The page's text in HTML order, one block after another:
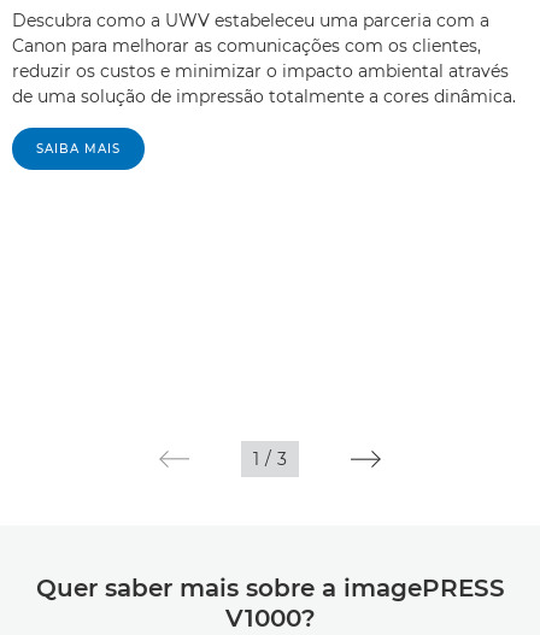
Descubra como a UWV estabeleceu uma parceria com a
Canon para melhorar as comunicações com os clientes,
reduzir os custos e minimizar o impacto ambiental através
de uma solução de impressão totalmente a cores dinâmica.
SAIBA MAIS
1 / 3
Quer saber mais sobre a imagePRESS
V1000?